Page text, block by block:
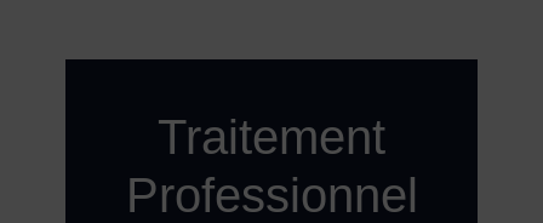
Traitement
Professionnel